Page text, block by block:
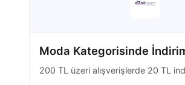
Moda Kategorisinde
200 TL üzeri alışverişlerde 20 TL